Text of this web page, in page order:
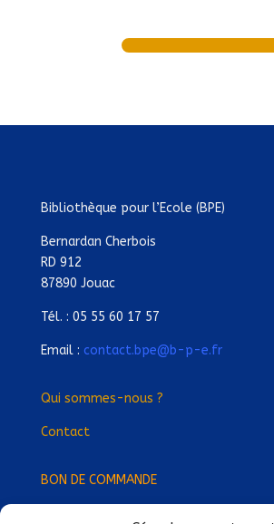
Bibliothèque pour l’Ecole (BPE)
Bernardan Cherbois
RD 912
87890 Jouac
Tél. : 05 55 60 17 57
Email : contact.bpe@b-p-e.fr
Qui sommes-nous ?
Contact
BON DE COMMANDE